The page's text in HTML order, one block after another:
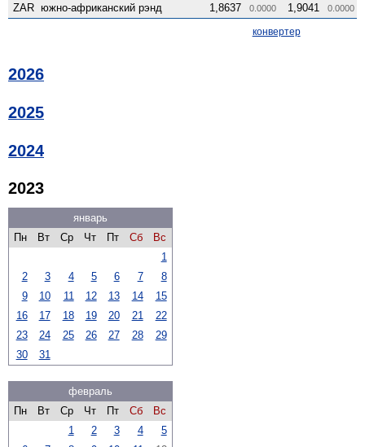
ZAR южно-африканский рэнд 1,8637 0.0000 1,9041 0.0000
конвертер
2026
2025
2024
2023
январь
Пн
Вт Ср Чт Пт Сб
Вс
1
2
3 4 5 6 7
8
9
10 11 12 13 14
15
16
17 18 19 20 21
22
23
24 25 26 27 28
29
30
31
февраль
Пн
Вт Ср Чт Пт Сб
Вс
1
2 3 4
5